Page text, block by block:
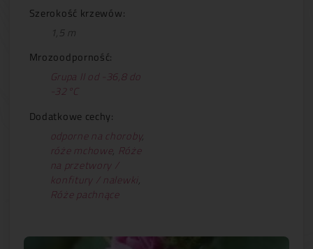
Szerokość krzewów:
1,5 m
Mrozoodporność:
Grupa II od -36,8 do
-32°C
Dodatkowe cechy:
odporne na choroby,
róże mchowe, Róże
na przetwory /
konfitury / nalewki,
Róże pachnące